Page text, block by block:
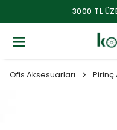
3000 TL
Ofis Aksesuarları Pirinç